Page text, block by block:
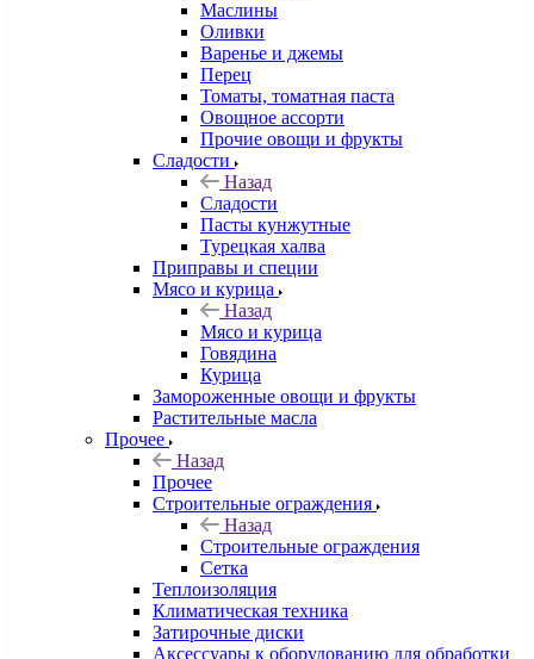
Маслины
Оливки
Варенье и джемы
Перец
Томаты, томатная паста
Овощное ассорти
Прочие овощи и фрукты
Сладости
Назад
Сладости
Пасты кунжутные
Турецкая халва
Приправы и специи
Мясо и курица
Назад
Мясо и курица
Говядина
Курица
Замороженные овощи и фрукты
Растительные масла
Прочее
Назад
Прочее
Строительные ограждения
Назад
Строительные ограждения
Сетка
Теплоизоляция
Климатическая техника
Затирочные диски
Аксессуары к оборудованию для обработки